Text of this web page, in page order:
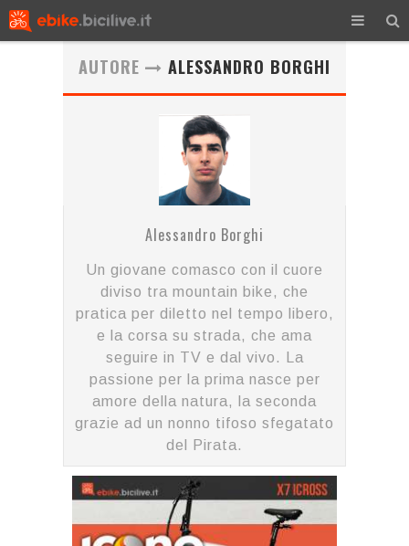
AUTORE ALESSANDRO BORGHI
Alessandro Borghi
Un giovane comasco con il cuore
diviso tra mountain bike, che
pratica per diletto nel tempo libero,
e la corsa su strada, che ama
seguire in TV e dal vivo. La
passione per la prima nasce per
amore della natura, la seconda
grazie ad un nonno tifoso sfegatato
del Pirata.